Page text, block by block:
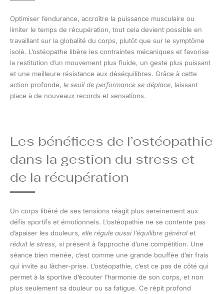
Optimiser l’endurance, accroître la puissance musculaire ou
limiter le temps de récupération, tout cela devient possible en
travaillant sur la globalité du corps, plutôt que sur le symptôme
isolé. L’ostéopathe libère les contraintes mécaniques et favorise
la restitution d’un mouvement plus fluide, un geste plus puissant
et une meilleure résistance aux déséquilibres. Grâce à cette
action profonde, le seuil de performance se déplace, laissant
place à de nouveaux records et sensations.
Les bénéfices de l’ostéopathie
dans la gestion du stress et
de la récupération
Un corps libéré de ses tensions réagit plus sereinement aux
défis sportifs et émotionnels. L’ostéopathie ne se contente pas
d’apaiser les douleurs, elle régule aussi l’équilibre général et
réduit le stress, si présent à l’approche d’une compétition. Une
séance bien menée, c’est comme une grande bouffée d’air frais
qui invite au lâcher-prise. L’ostéopathie, c’est ce pas de côté qui
permet à la sportive d’écouter l’harmonie de son corps, et non
plus seulement sa douleur ou sa fatigue. Ce répit profond